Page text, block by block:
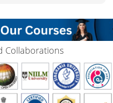
Collaborations